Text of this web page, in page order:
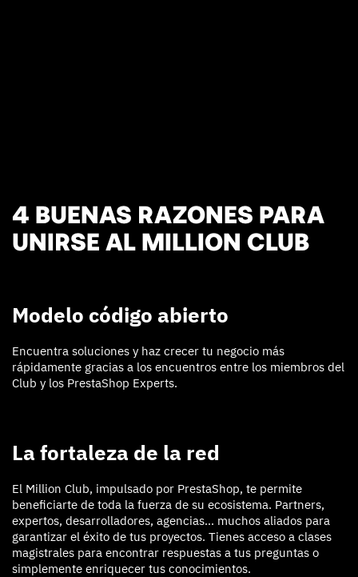
4 BUENAS RAZONES PARA
UNIRSE AL MILLION CLUB
Modelo código abierto
Encuentra soluciones y haz crecer tu negocio más
rápidamente gracias a los encuentros entre los miembros del
Club y los PrestaShop Experts.
La fortaleza de la red
El Million Club, impulsado por PrestaShop, te permite
beneficiarte de toda la fuerza de su ecosistema. Partners,
expertos, desarrolladores, agencias… muchos aliados para
garantizar el éxito de tus proyectos. Tienes acceso a clases
magistrales para encontrar respuestas a tus preguntas o
simplemente enriquecer tus conocimientos.